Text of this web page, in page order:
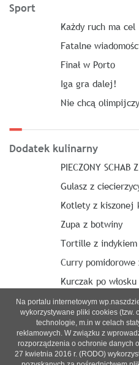
Sport
Każdy ruch ma cel
Fatalne
Finał w Porto
Iga gra dalej!
Nie chcą
Dodatek kulinarny
PIECZONY SCHAB
Gulasz z
Kotlety z kiszonej
Zupa z botwiny
Tortille z indykiem
Curry pomidorowe
Kurczak po włosku
O nas| Reklama
© 2021 Copyright
Na portalu internetowym
wykorzystywane pliki cookies (tzw.
technologie, m.in w celach
reklamowych. W związku z
rozporządzenia o ochronie danych
27 kwietnia 2016 r. (RODO)